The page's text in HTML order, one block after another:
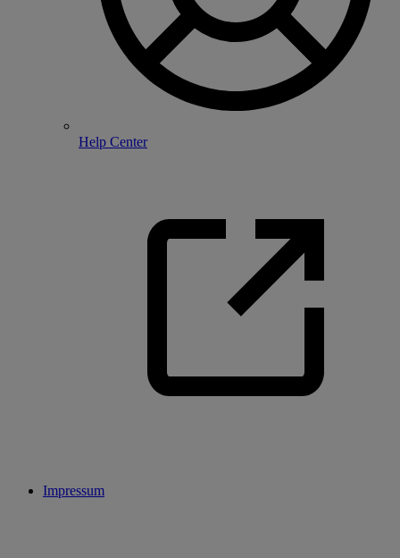
Help Center
Impressum